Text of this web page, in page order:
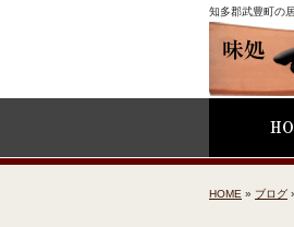
知多郡武豊町の
HOME » ブログ